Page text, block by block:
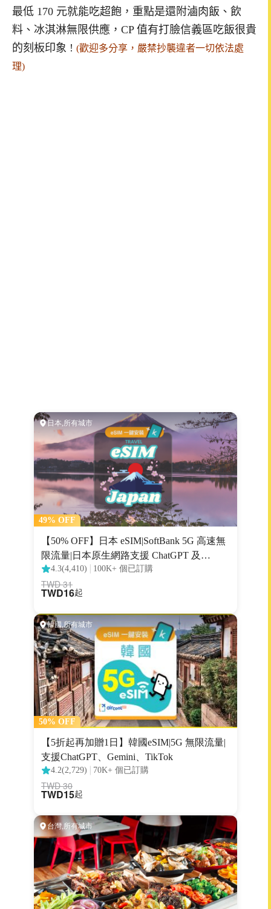
最低 170 元就能吃超飽，重點是還附滷肉飯、飲
料、冰淇淋無限供應，CP 值有打臉信義區吃飯很貴
的刻板印象 ! (歡迎多分享，嚴禁抄襲違者一切依法處
理)